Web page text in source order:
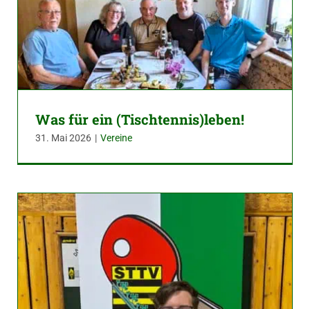
Was für ein (Tischtennis)leben!
31. Mai 2026 | Vereine